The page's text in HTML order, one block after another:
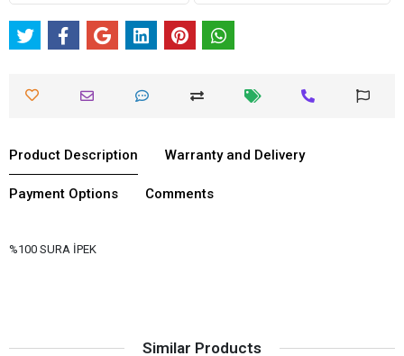
Product Description Warranty and Delivery
Payment Options Comments
%100 SURA İPEK
Similar Products